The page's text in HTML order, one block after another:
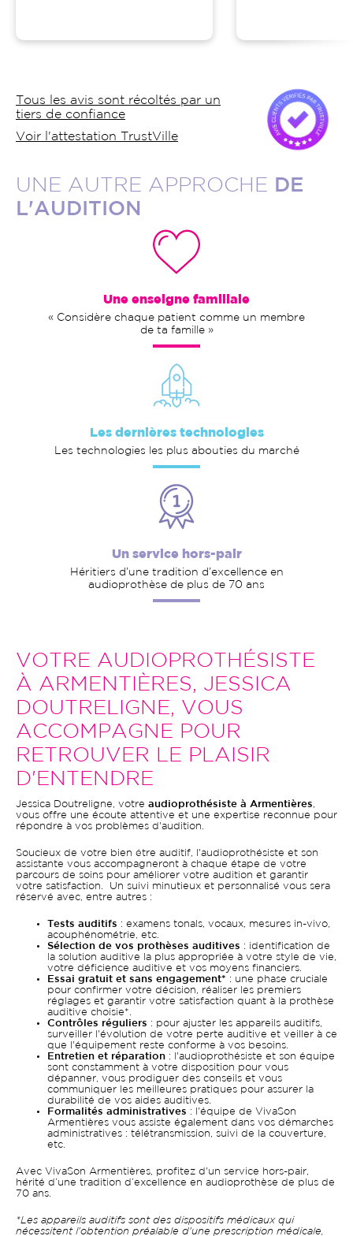
Tous les avis sont récoltés par un
tiers de confiance
Voir l'attestation TrustVille
UNE AUTRE APPROCHE
DE
L'AUDITION
Une enseigne familiale
« Considère chaque patient comme un membre
de ta famille »
Les dernières technologies
Les technologies les plus abouties du marché
Un service hors-pair
Héritiers d’une tradition d’excellence en
audioprothèse de plus de 70 ans
VOTRE AUDIOPROTHÉSISTE
À ARMENTIÈRES, JESSICA
DOUTRELIGNE, VOUS
ACCOMPAGNE POUR
RETROUVER LE PLAISIR
D'ENTENDRE
Jessica Doutreligne, votre audioprothésiste à Armentières,
vous offre une écoute attentive et une expertise reconnue pour
répondre à vos problèmes d'audition.
Soucieux de votre bien être auditif, l'audioprothésiste et son
assistante vous accompagneront à chaque étape de votre
parcours de soins pour améliorer votre audition et garantir
votre satisfaction. Un suivi minutieux et personnalisé vous sera
réservé avec, entre autres :
Tests auditifs : examens tonals, vocaux, mesures in-vivo,
acouphénométrie, etc.
Sélection de vos prothèses auditives : identification de
la solution auditive la plus appropriée à votre style de vie,
votre déficience auditive et vos moyens financiers.
Essai gratuit et sans engagement* : une phase cruciale
pour confirmer votre décision, réaliser les premiers
réglages et garantir votre satisfaction quant à la prothèse
auditive choisie*.
Contrôles réguliers : pour ajuster les appareils auditifs,
surveiller l'évolution de votre perte auditive et veiller à ce
que l'équipement reste conforme à vos besoins.
Entretien et réparation : l'audioprothésiste et son équipe
sont constamment à votre disposition pour vous
dépanner, vous prodiguer des conseils et vous
communiquer les meilleures pratiques pour assurer la
durabilité de vos aides auditives.
Formalités administratives : l'équipe de VivaSon
Armentières vous assiste également dans vos démarches
administratives : télétransmission, suivi de la couverture,
etc.
Avec VivaSon Armentières, profitez d'un service hors-pair,
hérité d’une tradition d’excellence en audioprothèse de plus de
70 ans.
*Les appareils auditifs sont des dispositifs médicaux qui
nécessitent l'obtention préalable d'une prescription médicale,